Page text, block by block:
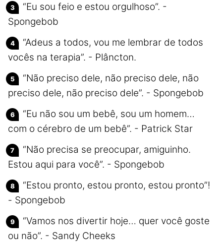
“Eu sou feio e estou orgulhoso”. -
Spongebob
“Adeus a todos, vou me lembrar de todos
vocês na terapia”. - Plâncton.
“Não preciso dele, não preciso dele, não
preciso dele, não preciso dele”. - Spongebob
“Eu não sou um bebê, sou um homem…
com o cérebro de um bebê”. - Patrick Star
“Não precisa se preocupar, amiguinho.
Estou aqui para você”. - Spongebob
“Estou pronto, estou pronto, estou pronto”!
- Spongebob
“Vamos nos divertir hoje… quer você goste
ou não”. - Sandy Cheeks